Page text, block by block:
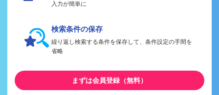
入力が簡単に
検索条件の保存
繰り返し検索する条件を保存して、条件設定の手間を
省略
まずは会員登録（無料）